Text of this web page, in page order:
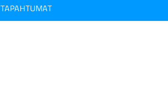
TAPAHTUMAT